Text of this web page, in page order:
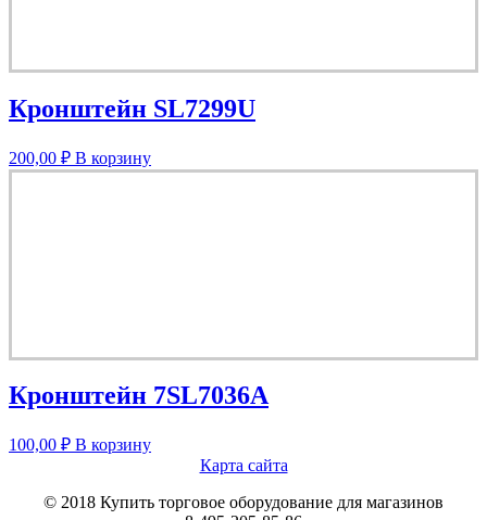
Кронштейн SL7299U
200,00 ₽ В корзину
Кронштейн 7SL7036A
100,00 ₽ В корзину
Карта сайта
© 2018 Купить торговое оборудование для магазинов